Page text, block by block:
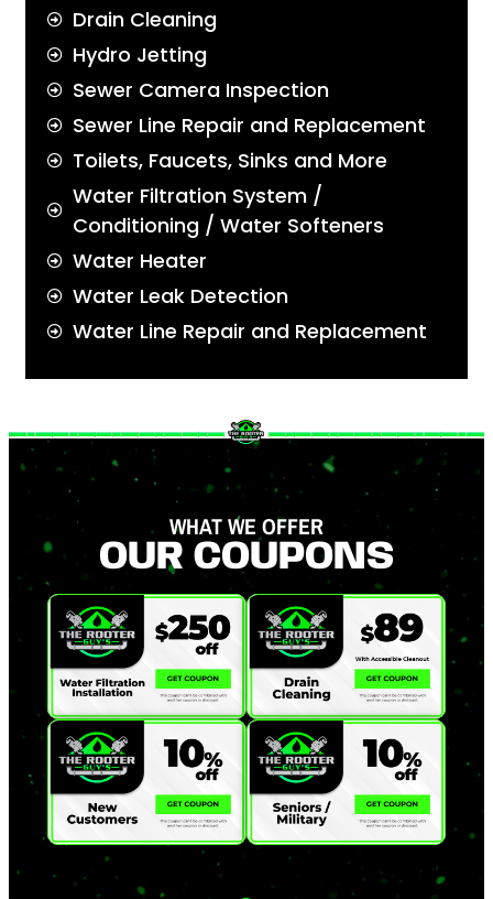
Drain Cleaning
Hydro Jetting
Sewer Camera Inspection
Sewer Line Repair and Replacement
Toilets, Faucets, Sinks and More
Water Filtration System /
Conditioning / Water Softeners
Water Heater
Water Leak Detection
Water Line Repair and Replacement
WHAT WE OFFER
OUR COUPONS